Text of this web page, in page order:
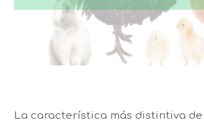
La característica más distintiva de